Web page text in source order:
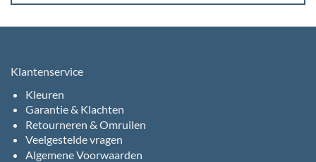
Klantenservice
Kleuren
Garantie & Klachten
Retourneren & Omruilen
Veelgestelde vragen
Algemene Voorwaarden